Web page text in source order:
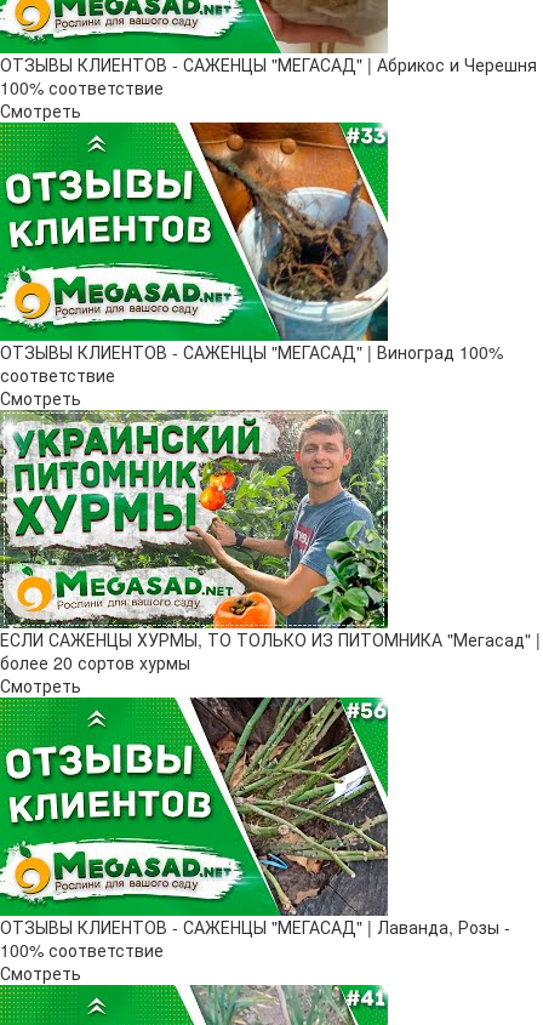
ОТЗЫВЫ КЛИЕНТОВ - САЖЕНЦЫ "МЕГАСАД" | Абрикос и Черешня
100% соответствие
Смотреть
ОТЗЫВЫ КЛИЕНТОВ - САЖЕНЦЫ "МЕГАСАД" | Виноград 100%
соответствие
Смотреть
ЕСЛИ САЖЕНЦЫ ХУРМЫ, ТО ТОЛЬКО ИЗ ПИТОМНИКА "Мегасад" |
более 20 сортов хурмы
Смотреть
ОТЗЫВЫ КЛИЕНТОВ - САЖЕНЦЫ "МЕГАСАД" | Лаванда, Розы -
100% соответствие
Смотреть